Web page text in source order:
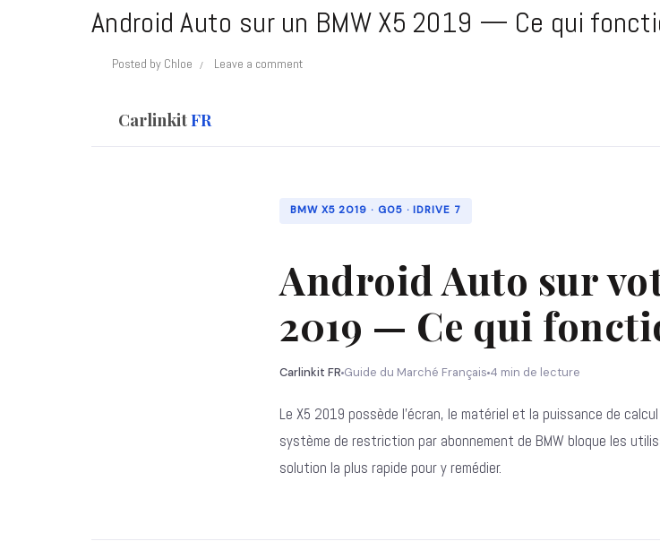
Android Auto sur un BMW X5 2019 — Ce qui
Posted by Chloe Leave a comment
CarlinkitFR
BMW X5 2019 · G05 · IDRIVE 7
Android Auto sur
2019 — Ce qui
Carlinkit FR Guide du Marché Français 4 min de lecture
Le X5 2019 possède l'écran, le matériel et la puissance de
système de restriction par abonnement de BMW bloque les
solution la plus rapide pour y remédier.